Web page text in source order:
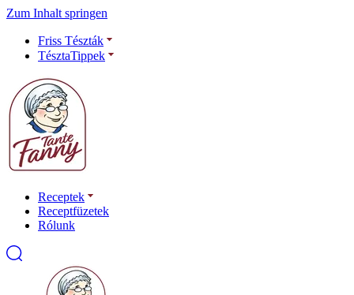
Zum Inhalt springen
Friss Tészták
TésztaTippek
Receptek
Receptfüzetek
Rólunk